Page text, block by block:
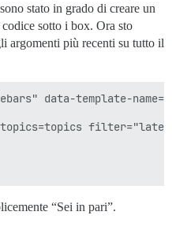
stato in grado di creare un
sotto i box. Ora sto
argomenti più recenti su tutto il
data-template-
“Sei in pari”.